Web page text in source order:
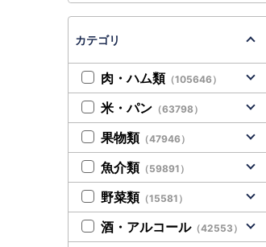
カテゴリ
肉・ハム類 （105646）
米・パン （63798）
果物類 （47946）
魚介類 （59891）
野菜類 （15581）
酒・アルコール（42553）